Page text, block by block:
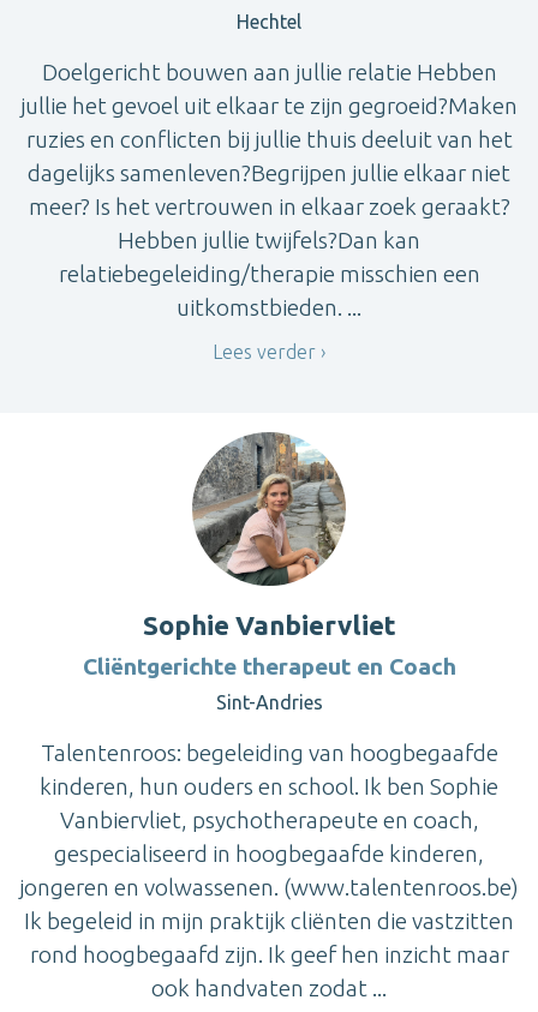
Hechtel
Doelgericht bouwen aan jullie relatie Hebben
jullie het gevoel uit elkaar te zijn gegroeid?Maken
ruzies en conflicten bij jullie thuis deeluit van het
dagelijks samenleven?Begrijpen jullie elkaar niet
meer? Is het vertrouwen in elkaar zoek geraakt?
Hebben jullie twijfels?Dan kan
relatiebegeleiding/therapie misschien een
uitkomstbieden. ...
Lees verder
Sophie Vanbiervliet
Cliëntgerichte therapeut en Coach
Sint-Andries
Talentenroos: begeleiding van hoogbegaafde
kinderen, hun ouders en school. Ik ben Sophie
Vanbiervliet, psychotherapeute en coach,
gespecialiseerd in hoogbegaafde kinderen,
jongeren en volwassenen. (www.talentenroos.be)
Ik begeleid in mijn praktijk cliënten die vastzitten
rond hoogbegaafd zijn. Ik geef hen inzicht maar
ook handvaten zodat ...